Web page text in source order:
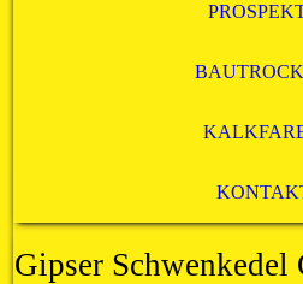
Gipser